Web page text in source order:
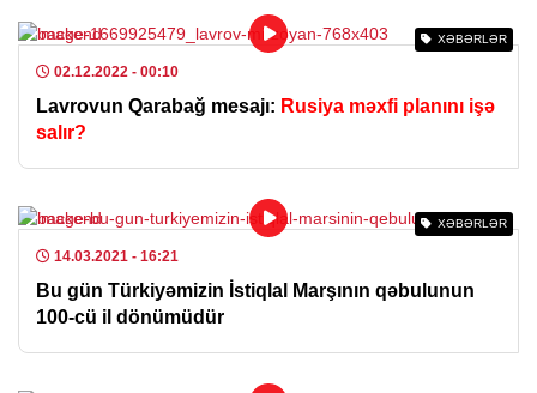
XƏBƏRLƏR
02.12.2022 - 00:10
Lavrovun Qarabağ mesajı: Rusiya məxfi planını işə
salır?
XƏBƏRLƏR
14.03.2021 - 16:21
Bu gün Türkiyəmizin İstiqlal Marşının qəbulunun
100-cü il dönümüdür